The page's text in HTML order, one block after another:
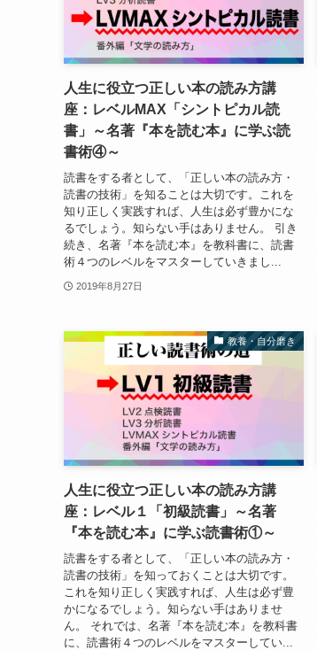
人生に役立つ正しい本の読み方講
座：レベルMAX「シントピカル読
書」～名著『本を読む本』に学ぶ読
書術④～
読書をする者として、「正しい本の読み方・
読書の技術」を知ることは大切です。これを
知り正しく実践すれば、人生は必ず豊かにな
るでしょう。知らない手はありません。 引き
続き、名著『本を読む本』を教科書に、読書
術４つのレベルをマスターしていきまし...
2019年8月27日
教養・自分磨き
人生に役立つ正しい本の読み方講
座：レベル１「初級読書」～名著
『本を読む本』に学ぶ読書術①～
読書をする者として、「正しい本の読み方・
読書の技術」を知っておくことは大切です。
これを知り正しく実践すれば、人生は必ず豊
かになるでしょう。知らない手はありませ
ん。 それでは、名著『本を読む本』を教科書
に、読書術４つのレベルをマスターしてい...